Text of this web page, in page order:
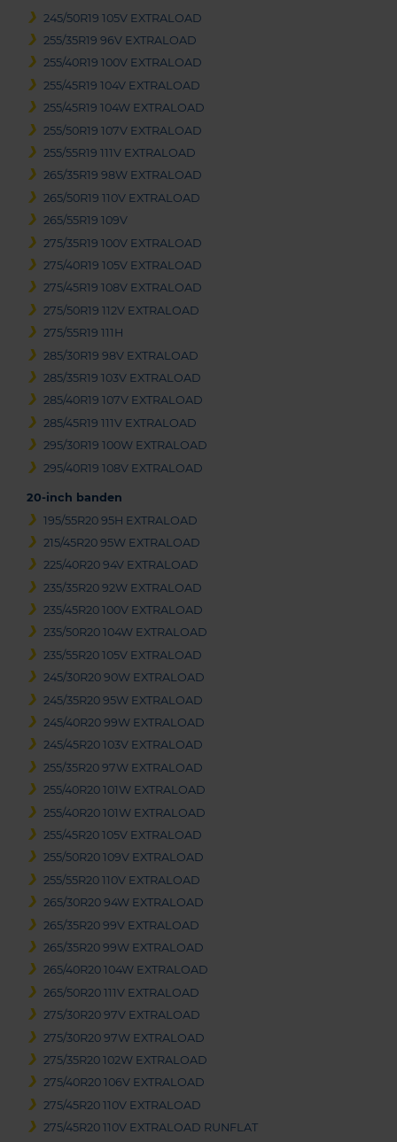
245/50R19 105V EXTRALOAD
255/35R19 96V EXTRALOAD
255/40R19 100V EXTRALOAD
255/45R19 104V EXTRALOAD
255/45R19 104W EXTRALOAD
255/50R19 107V EXTRALOAD
255/55R19 111V EXTRALOAD
265/35R19 98W EXTRALOAD
265/50R19 110V EXTRALOAD
265/55R19 109V
275/35R19 100V EXTRALOAD
275/40R19 105V EXTRALOAD
275/45R19 108V EXTRALOAD
275/50R19 112V EXTRALOAD
275/55R19 111H
285/30R19 98V EXTRALOAD
285/35R19 103V EXTRALOAD
285/40R19 107V EXTRALOAD
285/45R19 111V EXTRALOAD
295/30R19 100W EXTRALOAD
295/40R19 108V EXTRALOAD
20-inch banden
195/55R20 95H EXTRALOAD
215/45R20 95W EXTRALOAD
225/40R20 94V EXTRALOAD
235/35R20 92W EXTRALOAD
235/45R20 100V EXTRALOAD
235/50R20 104W EXTRALOAD
235/55R20 105V EXTRALOAD
245/30R20 90W EXTRALOAD
245/35R20 95W EXTRALOAD
245/40R20 99W EXTRALOAD
245/45R20 103V EXTRALOAD
255/35R20 97W EXTRALOAD
255/40R20 101W EXTRALOAD
255/40R20 101W EXTRALOAD
255/45R20 105V EXTRALOAD
255/50R20 109V EXTRALOAD
255/55R20 110V EXTRALOAD
265/30R20 94W EXTRALOAD
265/35R20 99V EXTRALOAD
265/35R20 99W EXTRALOAD
265/40R20 104W EXTRALOAD
265/50R20 111V EXTRALOAD
275/30R20 97V EXTRALOAD
275/30R20 97W EXTRALOAD
275/35R20 102W EXTRALOAD
275/40R20 106V EXTRALOAD
275/45R20 110V EXTRALOAD
275/45R20 110V EXTRALOAD RUNFLAT